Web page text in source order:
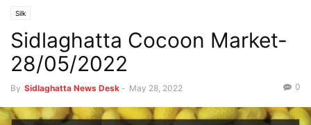
Silk
Sidlaghatta Cocoon Market-
28/05/2022
By Sidlaghatta News Desk - May 28, 2022 0